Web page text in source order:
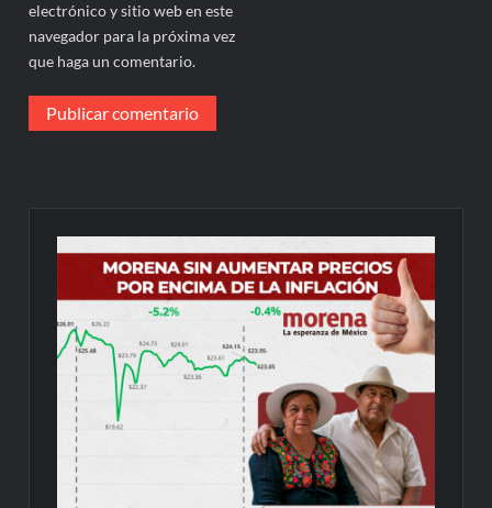
electrónico y sitio web en este
navegador para la próxima vez
que haga un comentario.